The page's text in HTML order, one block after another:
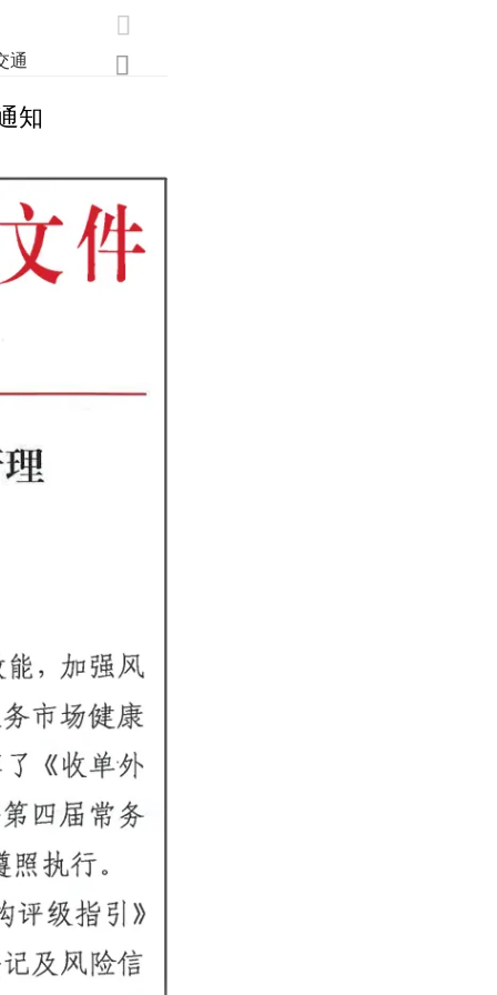

通 
知